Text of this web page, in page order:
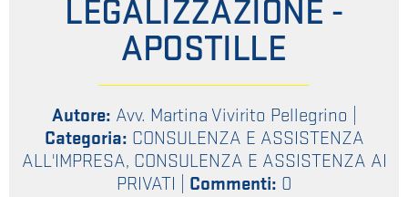
LEGALIZZAZIONE -
APOSTILLE
Autore: Avv. Martina Vivirito Pellegrino
Categoria: CONSULENZA E ASSISTENZA
ALL'IMPRESA, CONSULENZA E ASSISTENZA AI
PRIVATI
Commenti: 0